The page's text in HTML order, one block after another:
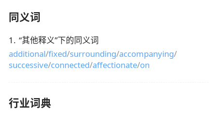
同义词
1 . “其他释义”下的同义词
additional/fixed/surrounding/accompanying/
successive/connected/affectionate/on
行业词典